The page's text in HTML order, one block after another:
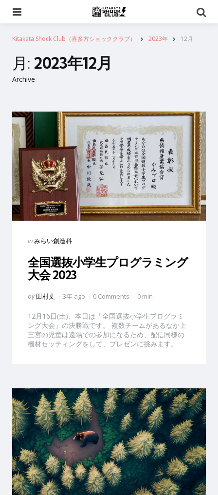
Kitakata Shock Club（喜多方ショッククラブ） 2023年 12月
Archive
月: 2023年12月
Categories
Posted
inみらい創造科
全国選抜小学生プログラミング
大会 2023
Posted
by 田村丈 3年 ago 0 Comments 0 min
12月16日(土)、本日は「全国選抜小学生プログラミ
ング大会」の決勝戦です。 複数チームがあるなか上
三宮の児童は遠隔での参加になるため、配信同様の
機材セッティングをして、プレゼンに挑みます。